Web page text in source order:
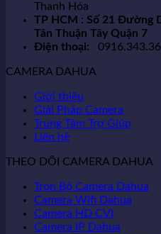
Thanh Hóa
TP HCM : Số 21 Đường
Tân Thuận Tây Quận 7
Điện thoại:
CAMERA DAHUA
Giới thiệu
Giải Pháp Camera
Trung Tâm Trợ Giúp
Liên hệ
THEO DÕI CAMERA DAHUA
Trọn Bộ Camera Dahua
Camera Wifi Dahua
Camera HD CVI
Camera IP Dahua